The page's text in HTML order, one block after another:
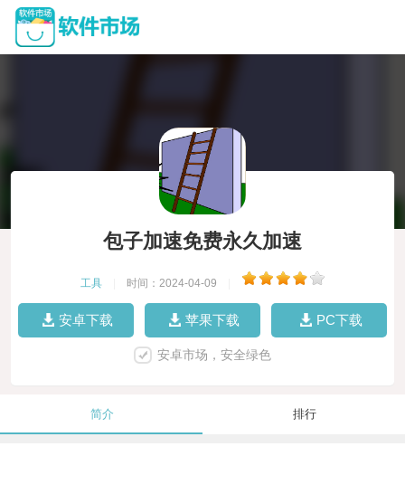
包子加速免费永久加速
工具 时间：2024-04-09
安卓下载 苹果下载 PC下载
安卓市场，安全绿色
简介 排行